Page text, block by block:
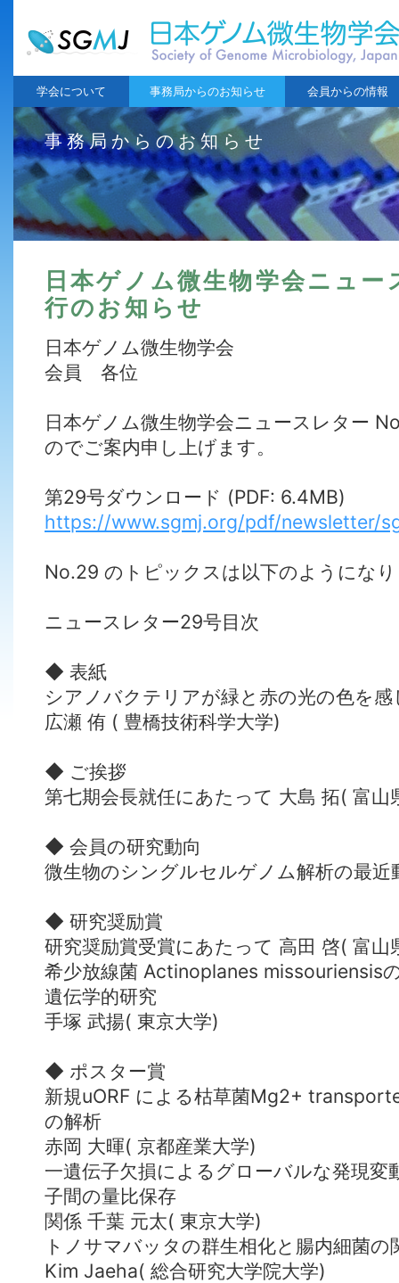
学会について 事務局からのお知らせ 会員からの情報
事務局からのお知らせ
日本ゲノム微生物学会ニュ
行のお知らせ
日本ゲノム微生物学会
会員 各位
日本ゲノム微生物学会ニュースレター
のでご案内申し上げます。
第29号ダウンロード (PDF: 6.4MB)
https://www.sgmj.org/pdf/newsletter/
No.29 のトピックスは以下のようにな
ニュースレター29号目次
◆ 表紙
シアノバクテリアが緑と赤の光の色を
広瀬 侑 ( 豊橋技術科学大学)
◆ ご挨拶
第七期会長就任にあたって 大島 拓( 富山
◆ 会員の研究動向
微生物のシングルセルゲノム解析の最近
◆ 研究奨励賞
研究奨励賞受賞にあたって 高田 啓( 富山
希少放線菌 Actinoplanes missouriensis
遺伝学的研究
手塚 武揚( 東京大学)
◆ ポスター賞
新規uORF による枯草菌Mg2+
の解析
赤岡 大暉( 京都産業大学)
一遺伝子欠損によるグローバルな発現変
子間の量比保存
関係 千葉 元太( 東京大学)
トノサマバッタの群生相化と腸内細菌の
Kim Jaeha( 総合研究大学院大学)